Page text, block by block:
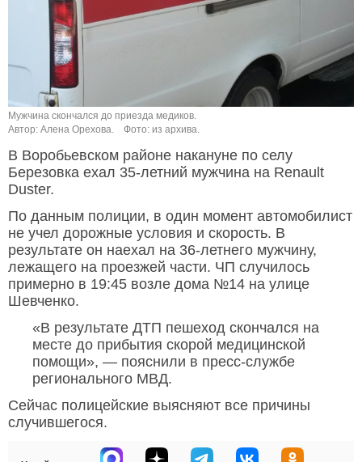
Мужчина скончался до приезда медиков.
Автор: Алена Орехова.
Фото: из архива.
В Воробьевском районе накануне по селу
Березовка ехал 35-летний мужчина на Renault
Duster.
По данным полиции, в один момент автомобилист
не учел дорожные условия и скорость. В
результате он наехал на 36-летнего мужчину,
лежащего на проезжей части. ЧП случилось
примерно в 19:45 возле дома №14 на улице
Шевченко.
«В результате ДТП пешеход скончался на
месте до прибытия скорой медицинской
помощи», — пояснили в пресс-службе
регионального МВД.
Сейчас полицейские выясняют все причины
случившегося.